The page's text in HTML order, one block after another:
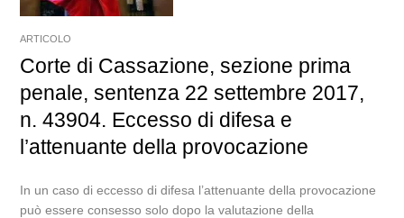
ARTICOLO
Corte di Cassazione, sezione prima
penale, sentenza 22 settembre 2017,
n. 43904. Eccesso di difesa e
l’attenuante della provocazione
In un caso di eccesso di difesa l’attenuante della provocazione
può essere consesso solo dopo la valutazione della